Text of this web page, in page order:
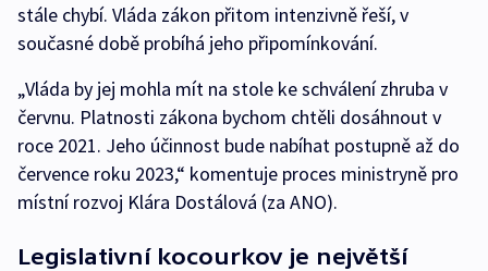
stále chybí. Vláda zákon přitom intenzivně řeší, v
současné době probíhá jeho připomínkování.
„Vláda by jej mohla mít na stole ke schválení zhruba v
červnu. Platnosti zákona bychom chtěli dosáhnout v
roce 2021. Jeho účinnost bude nabíhat postupně až do
července roku 2023,“ komentuje proces ministryně pro
místní rozvoj Klára Dostálová (za ANO).
Legislativní kocourkov je největší